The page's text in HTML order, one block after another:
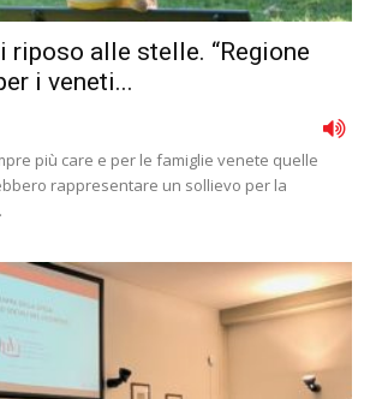
riposo alle stelle. “Regione
i veneti...
più care e per le famiglie venete quelle
rappresentare un sollievo per la